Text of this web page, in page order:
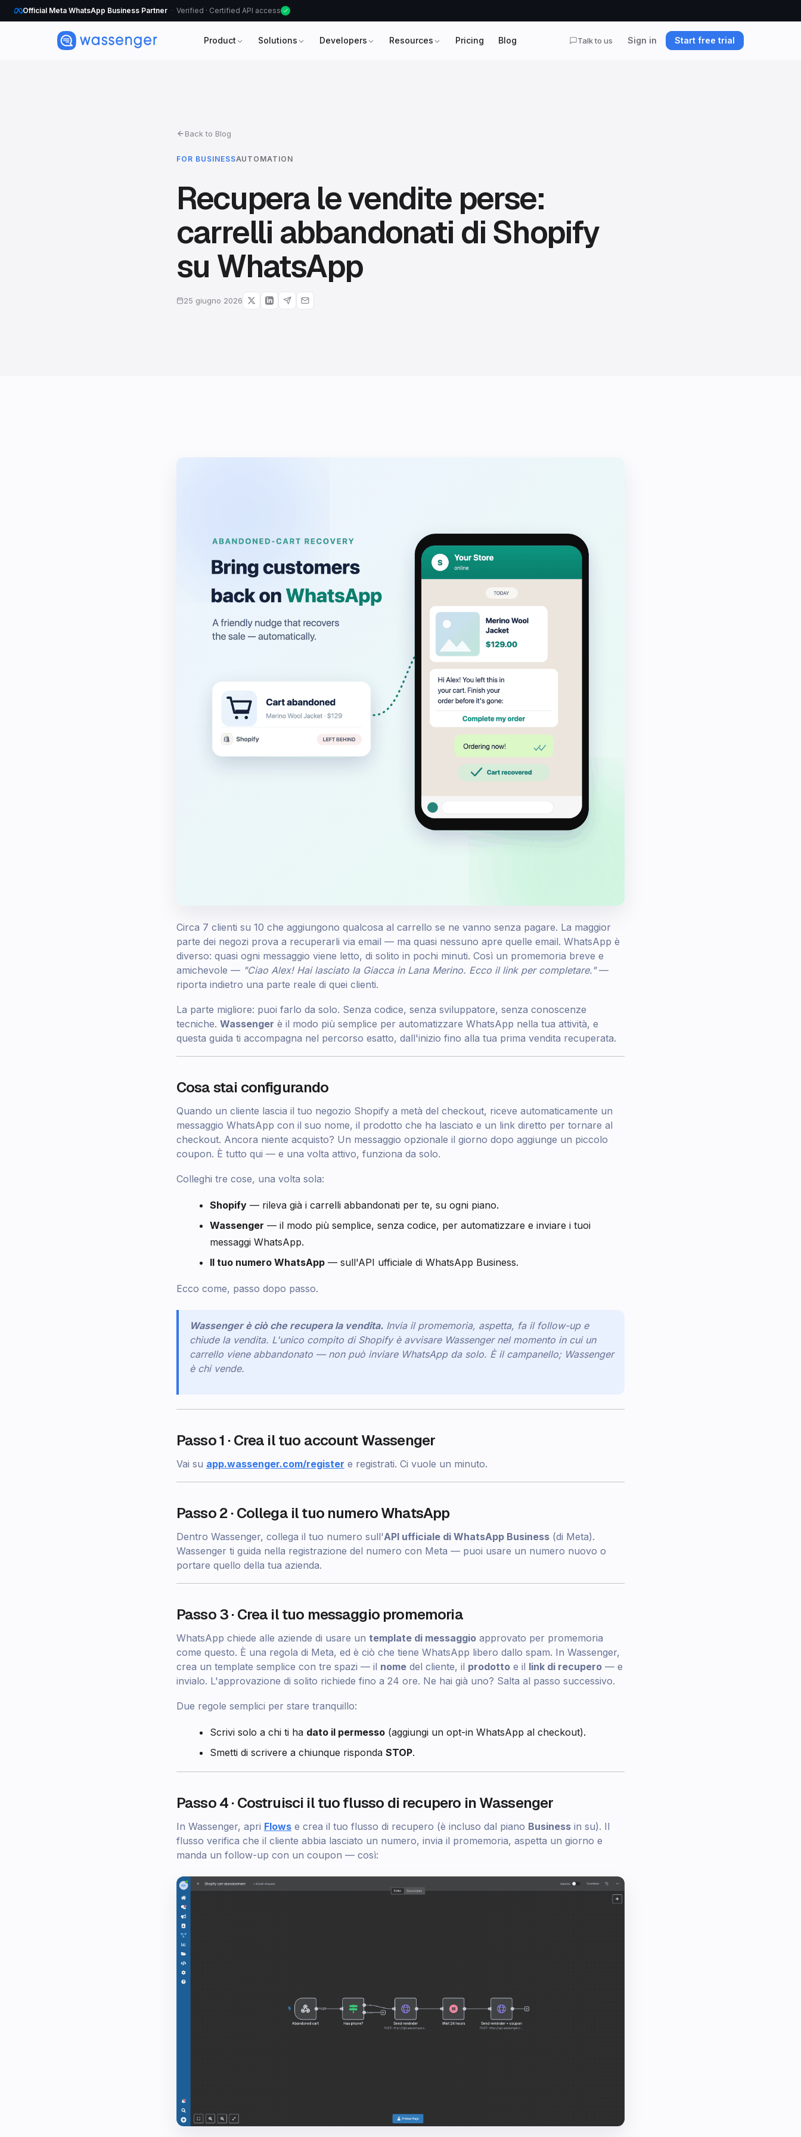
Official Meta WhatsApp Business Partner Verified · Certified API access
Product Solutions Developers Resources Pricing Blog Talk to us Sign in Start free trial
Back to Blog
FOR BUSINESSAUTOMATION
Recupera le vendite perse:
carrelli abbandonati di Shopify
su WhatsApp
25 giugno 2026
Circa 7 clienti su 10 che aggiungono qualcosa al carrello se ne vanno senza pagare. La maggior
parte dei negozi prova a recuperarli via email — ma quasi nessuno apre quelle email. WhatsApp è
diverso: quasi ogni messaggio viene letto, di solito in pochi minuti. Così un promemoria breve e
amichevole — "Ciao Alex! Hai lasciato la Giacca in Lana Merino. Ecco il link per completare."—
riporta indietro una parte reale di quei clienti.
La parte migliore: puoi farlo da solo. Senza codice, senza sviluppatore, senza conoscenze
tecniche. Wassenger è il modo più semplice per automatizzare WhatsApp nella tua attività, e
questa guida ti accompagna nel percorso esatto, dall'inizio fino alla tua prima vendita recuperata.
Cosa stai configurando
Quando un cliente lascia il tuo negozio Shopify a metà del checkout, riceve automaticamente un
messaggio WhatsApp con il suo nome, il prodotto che ha lasciato e un link diretto per tornare al
checkout. Ancora niente acquisto? Un messaggio opzionale il giorno dopo aggiunge un piccolo
coupon. È tutto qui — e una volta attivo, funziona da solo.
Colleghi tre cose, una volta sola:
Shopify — rileva già i carrelli abbandonati per te, su ogni piano.
Wassenger — il modo più semplice, senza codice, per automatizzare e inviare i tuoi
messaggi WhatsApp.
Il tuo numero WhatsApp — sull'API ufficiale di WhatsApp Business.
Ecco come, passo dopo passo.
Wassenger è ciò che recupera la vendita. Invia il promemoria, aspetta, fa il follow-up e
chiude la vendita. L'unico compito di Shopify è avvisare Wassenger nel momento in cui un
carrello viene abbandonato — non può inviare WhatsApp da solo. È il campanello; Wassenger
è chi vende.
Passo 1 · Crea il tuo account Wassenger
Vai su app.wassenger.com/register e registrati. Ci vuole un minuto.
Passo 2 · Collega il tuo numero WhatsApp
Dentro Wassenger, collega il tuo numero sull'API ufficiale di WhatsApp Business (di Meta).
Wassenger ti guida nella registrazione del numero con Meta — puoi usare un numero nuovo o
portare quello della tua azienda.
Passo 3 · Crea il tuo messaggio promemoria
WhatsApp chiede alle aziende di usare un template di messaggio approvato per promemoria
come questo. È una regola di Meta, ed è ciò che tiene WhatsApp libero dallo spam. In Wassenger,
crea un template semplice con tre spazi — il nome del cliente, il prodotto e il link di recupero — e
invialo. L'approvazione di solito richiede fino a 24 ore. Ne hai già uno? Salta al passo successivo.
Due regole semplici per stare tranquillo:
Scrivi solo a chi ti ha dato il permesso (aggiungi un opt-in WhatsApp al checkout).
Smetti di scrivere a chiunque risponda STOP.
Passo 4 · Costruisci il tuo flusso di recupero in Wassenger
In Wassenger, apri Flows e crea il tuo flusso di recupero (è incluso dal piano Business in su). Il
flusso verifica che il cliente abbia lasciato un numero, invia il promemoria, aspetta un giorno e
manda un follow-up con un coupon — così: